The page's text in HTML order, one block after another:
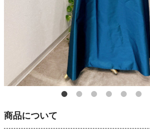
商品について